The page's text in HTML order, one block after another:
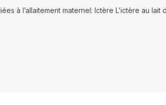
à l’allaitement maternel: Ictère L’ictère au lait